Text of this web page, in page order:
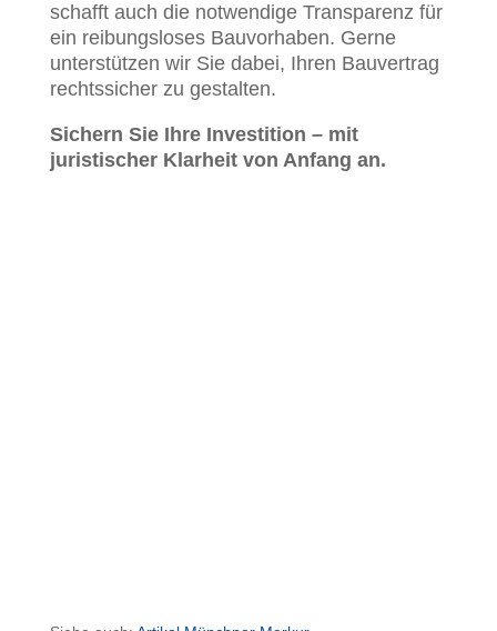
schafft auch die notwendige Transparenz für
ein reibungsloses Bauvorhaben. Gerne
unterstützen wir Sie dabei, Ihren Bauvertrag
rechtssicher zu gestalten.
Sichern Sie Ihre Investition – mit
juristischer Klarheit von Anfang an.